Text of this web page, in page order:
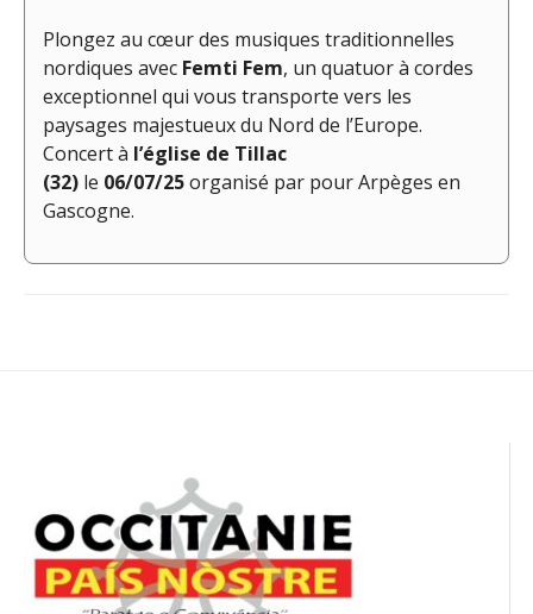
Plongez au cœur des musiques traditionnelles
nordiques avec Femti Fem, un quatuor à cordes
exceptionnel qui vous transporte vers les
paysages majestueux du Nord de l’Europe.
Concert à l’église de Tillac
(32) le 06/07/25organisé par pour Arpèges en
Gascogne.